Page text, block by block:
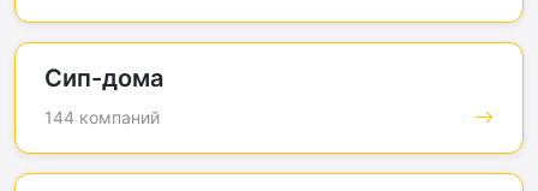
Сип-дома
144 компаний